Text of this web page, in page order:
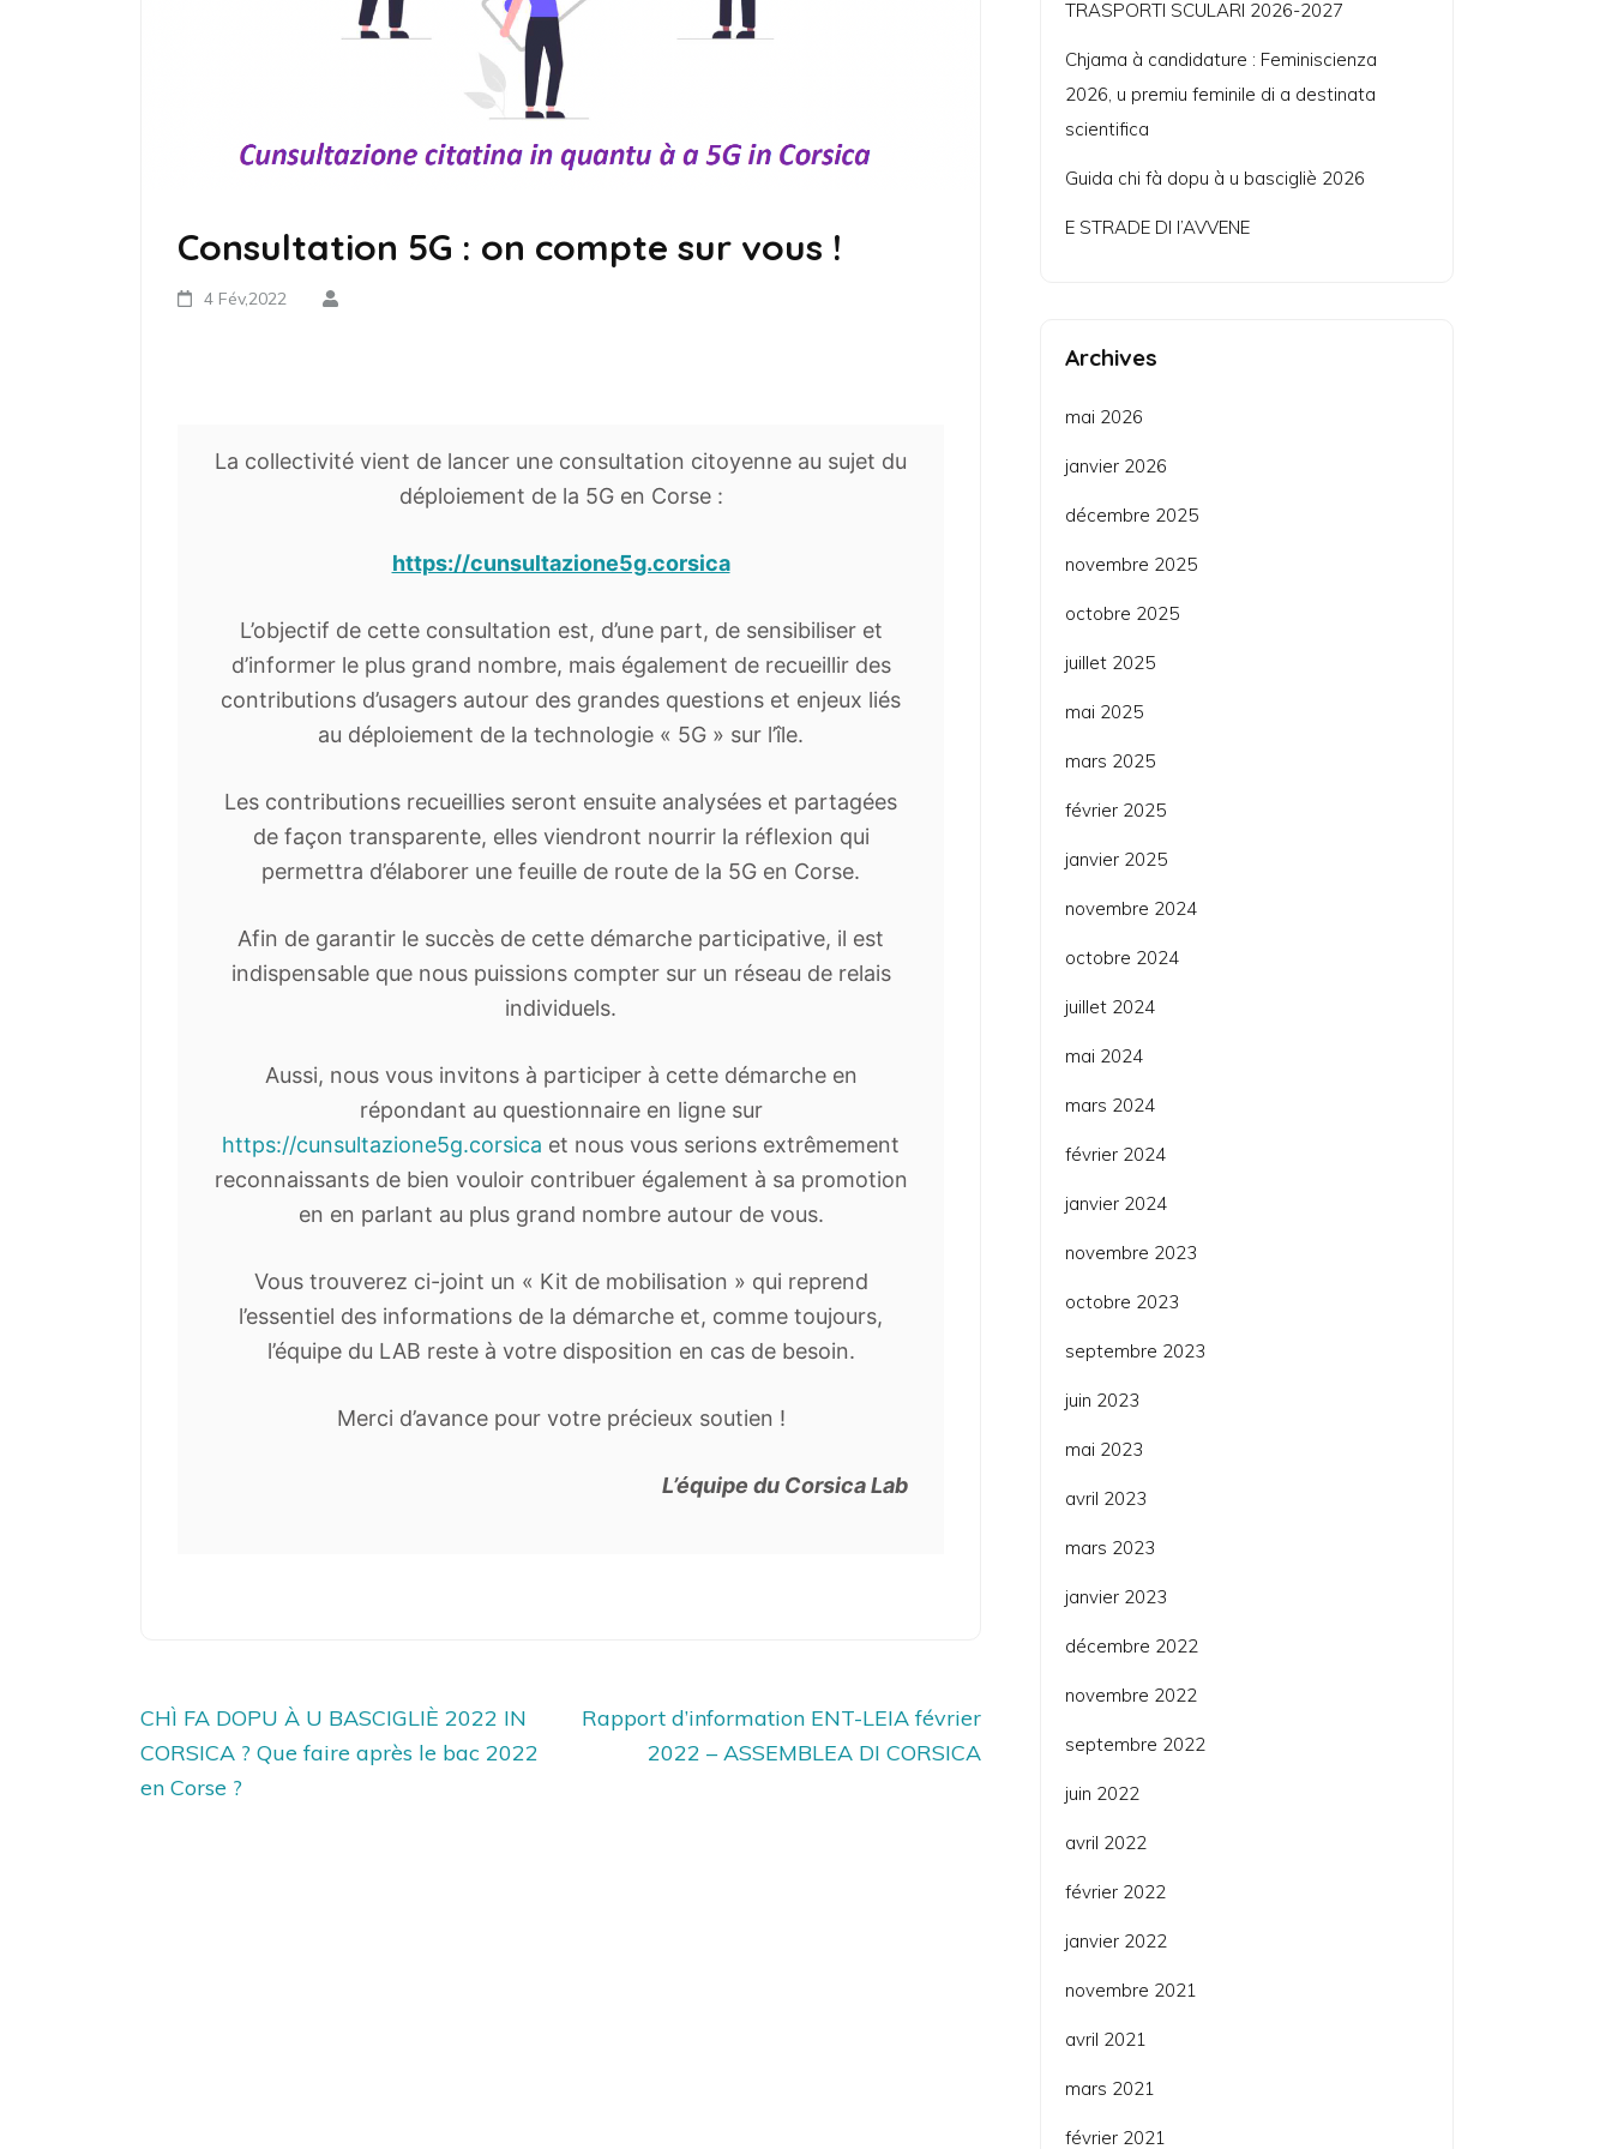
Consultation 5G : on compte sur vous !
4 Fév,2022
La collectivité vient de lancer une consultation citoyenne au sujet du
déploiement de la 5G en Corse :
https://cunsultazione5g.corsica
L’objectif de cette consultation est, d’une part, de sensibiliser et
d’informer le plus grand nombre, mais également de recueillir des
contributions d’usagers autour des grandes questions et enjeux liés
au déploiement de la technologie « 5G » sur l’île.
Les contributions recueillies seront ensuite analysées et partagées
de façon transparente, elles viendront nourrir la réflexion qui
permettra d’élaborer une feuille de route de la 5G en Corse.
Afin de garantir le succès de cette démarche participative, il est
indispensable que nous puissions compter sur un réseau de relais
individuels.
Aussi, nous vous invitons à participer à cette démarche en
répondant au questionnaire en ligne sur
https://cunsultazione5g.corsica et nous vous serions extrêmement
reconnaissants de bien vouloir contribuer également à sa promotion
en en parlant au plus grand nombre autour de vous.
Vous trouverez ci-joint un « Kit de mobilisation » qui reprend
l’essentiel des informations de la démarche et, comme toujours,
l’équipe du LAB reste à votre disposition en cas de besoin.
Merci d’avance pour votre précieux soutien !
L’équipe du Corsica Lab
Navigation
de
l’article
CHÌ FA DOPU À U BASCIGLIÈ 2022 IN
CORSICA ? Que faire après le bac 2022
en Corse ?
Rapport d’information ENT-LEIA février
2022 – ASSEMBLEA DI CORSICA
TRASPORTI SCULARI 2026-2027
Chjama à candidature : Feminiscienza
2026, u premiu feminile di a destinata
scientifica
Guida chi fà dopu à u bascigliè 2026
E STRADE DI l’AVVENE
Archives
mai 2026
janvier 2026
décembre 2025
novembre 2025
octobre 2025
juillet 2025
mai 2025
mars 2025
février 2025
janvier 2025
novembre 2024
octobre 2024
juillet 2024
mai 2024
mars 2024
février 2024
janvier 2024
novembre 2023
octobre 2023
septembre 2023
juin 2023
mai 2023
avril 2023
mars 2023
janvier 2023
décembre 2022
novembre 2022
septembre 2022
juin 2022
avril 2022
février 2022
janvier 2022
novembre 2021
avril 2021
mars 2021
février 2021